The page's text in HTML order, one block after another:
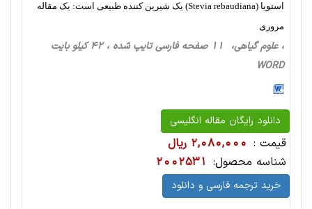
استویا (Stevia rebaudiana) یک شیرین کننده طبیعی است: یک مقاله
مروری
، علوم گیاهی، 11 صفحه فارسی تایپ شده ، 42 کیلو بایت
WORD
دانلود رایگان مقاله انگلیسی
قیمت : 2,080,000 ریال
شناسه محصول: 2002531
خرید ترجمه فارسی و دانلود